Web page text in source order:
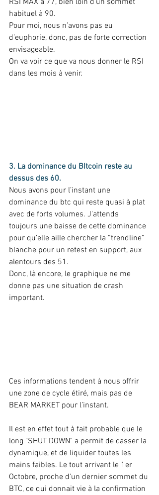
habituel à 90.
Pour moi, nous n’avons pas eu
d’euphorie, donc, pas de forte correction
envisageable.
On va voir ce que va nous donner le RSI
dans les mois à venir.
3. La dominance du BItcoin reste au
dessus des 60.
Nous avons pour l’instant une
dominance du btc qui reste quasi à plat
avec de forts volumes. J'attends
toujours une baisse de cette dominance
pour qu’elle aille chercher la “trendline”
blanche pour un retest en support, aux
alentours des 51.
Donc, là encore, le graphique ne me
donne pas une situation de crash
important.
Ces informations tendent à nous offrir
une zone de cycle étiré, mais pas de
BEAR MARKET pour l’instant.
Il est en effet tout à fait probable que le
long "SHUT DOWN" a permit de casser la
dynamique, et de liquider toutes les
mains faibles. Le tout arrivant le 1er
Octobre, proche d'un dernier sommet du
BTC, ce qui donnait vie à la confirmation